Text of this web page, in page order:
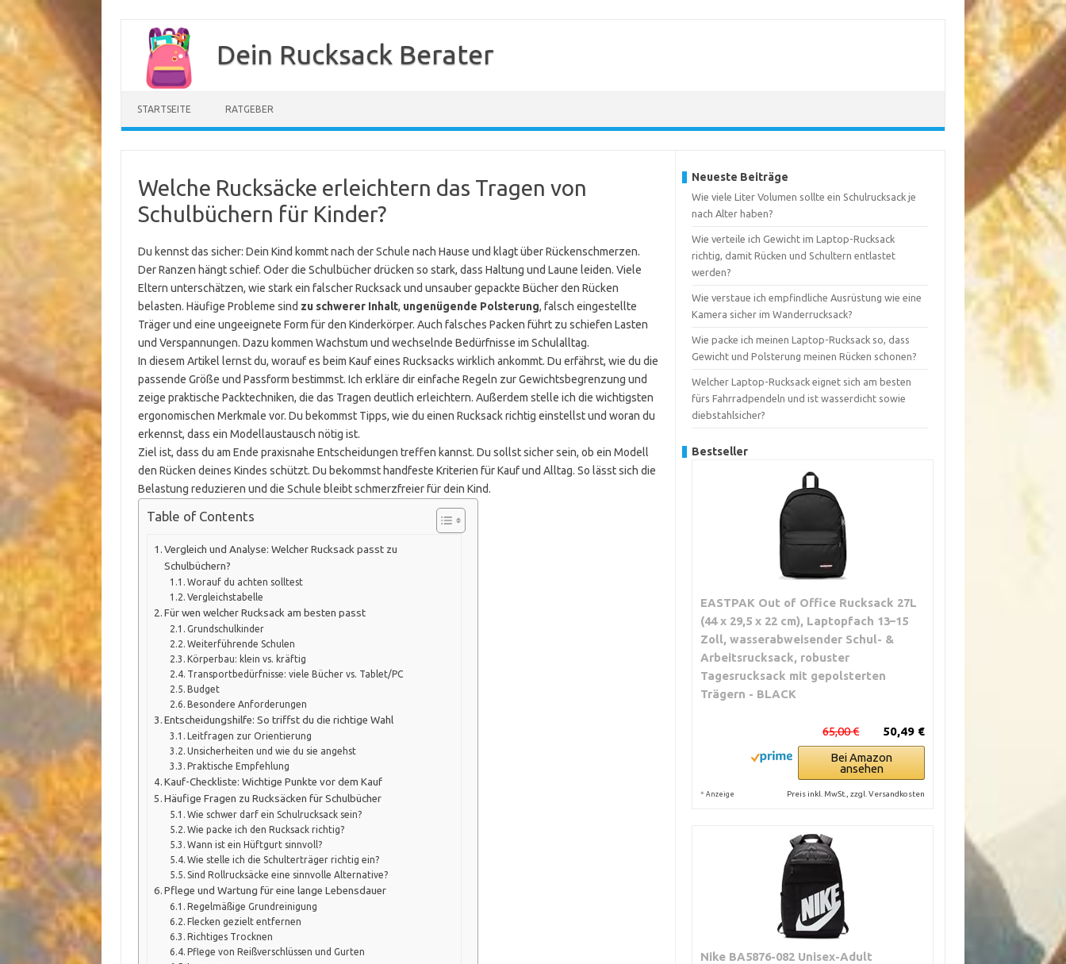
springen
Dein Rucksack Berater
STARTSEITE RATGEBER
Welche Rucksäcke erleichtern das Tragen von
Schulbüchern für Kinder?
Du kennst das sicher: Dein Kind kommt nach der Schule nach Hause und klagt über Rückenschmerzen.
Der Ranzen hängt schief. Oder die Schulbücher drücken so stark, dass Haltung und Laune leiden. Viele
Eltern unterschätzen, wie stark ein falscher Rucksack und unsauber gepackte Bücher den Rücken
belasten. Häufige Probleme sind zu schwerer Inhalt, ungenügende Polsterung, falsch eingestellte
Träger und eine ungeeignete Form für den Kinderkörper. Auch falsches Packen führt zu schiefen Lasten
und Verspannungen. Dazu kommen Wachstum und wechselnde Bedürfnisse im Schulalltag.
In diesem Artikel lernst du, worauf es beim Kauf eines Rucksacks wirklich ankommt. Du erfährst, wie du die
passende Größe und Passform bestimmst. Ich erkläre dir einfache Regeln zur Gewichtsbegrenzung und
zeige praktische Packtechniken, die das Tragen deutlich erleichtern. Außerdem stelle ich die wichtigsten
ergonomischen Merkmale vor. Du bekommst Tipps, wie du einen Rucksack richtig einstellst und woran du
erkennst, dass ein Modellaustausch nötig ist.
Ziel ist, dass du am Ende praxisnahe Entscheidungen treffen kannst. Du sollst sicher sein, ob ein Modell
den Rücken deines Kindes schützt. Du bekommst handfeste Kriterien für Kauf und Alltag. So lässt sich die
Belastung reduzieren und die Schule bleibt schmerzfreier für dein Kind.
Table of Contents
Vergleich und Analyse: Welcher Rucksack passt zu
Schulbüchern?
Worauf du achten solltest
Vergleichstabelle
Für wen welcher Rucksack am besten passt
Grundschulkinder
Weiterführende Schulen
Körperbau: klein vs. kräftig
Transportbedürfnisse: viele Bücher vs. Tablet/PC
Budget
Besondere Anforderungen
Entscheidungshilfe: So triffst du die richtige Wahl
Leitfragen zur Orientierung
Unsicherheiten und wie du sie angehst
Praktische Empfehlung
Kauf-Checkliste: Wichtige Punkte vor dem Kauf
Häufige Fragen zu Rucksäcken für Schulbücher
Wie schwer darf ein Schulrucksack sein?
Wie packe ich den Rucksack richtig?
Wann ist ein Hüftgurt sinnvoll?
Wie stelle ich die Schulterträger richtig ein?
Sind Rollrucksäcke eine sinnvolle Alternative?
Pflege und Wartung für eine lange Lebensdauer
Regelmäßige Grundreinigung
Flecken gezielt entfernen
Richtiges Trocknen
Pflege von Reißverschlüssen und Gurten
Neueste Beiträge
Wie viele Liter Volumen sollte ein Schulrucksack je
nach Alter haben?
Wie verteile ich Gewicht im Laptop-Rucksack
richtig, damit Rücken und Schultern entlastet
werden?
Wie verstaue ich empfindliche Ausrüstung wie eine
Kamera sicher im Wanderrucksack?
Wie packe ich meinen Laptop-Rucksack so, dass
Gewicht und Polsterung meinen Rücken schonen?
Welcher Laptop-Rucksack eignet sich am besten
fürs Fahrradpendeln und ist wasserdicht sowie
diebstahlsicher?
Bestseller
EASTPAK Out of Office Rucksack 27L
(44 x 29,5 x 22 cm), Laptopfach 13–15
Zoll, wasserabweisender Schul- &
Arbeitsrucksack, robuster
Tagesrucksack mit gepolsterten
Trägern - BLACK
50,49 €
65,00 €
Bei Amazon
ansehen
* Anzeige Preis inkl. MwSt., zzgl. Versandkosten
Nike BA5876-082 Unisex-Adult